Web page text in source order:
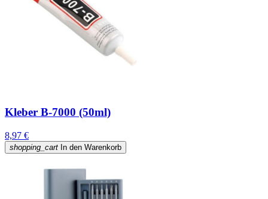
Kleber B-7000 (50ml)
8,97 €
shopping_cart In den Warenkorb